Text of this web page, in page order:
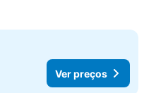
Ver preços